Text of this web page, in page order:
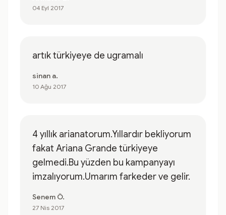
04 Eyl 2017
artık türkiyeye de ugramalı
sinan a.
10 Ağu 2017
4 yıllık arianatorum.Yıllardır bekliyorum
fakat Ariana Grande türkiyeye
gelmedi.Bu yüzden bu kampanyayı
imzalıyorum.Umarım farkeder ve gelir.
Senem Ö.
27 Nis 2017